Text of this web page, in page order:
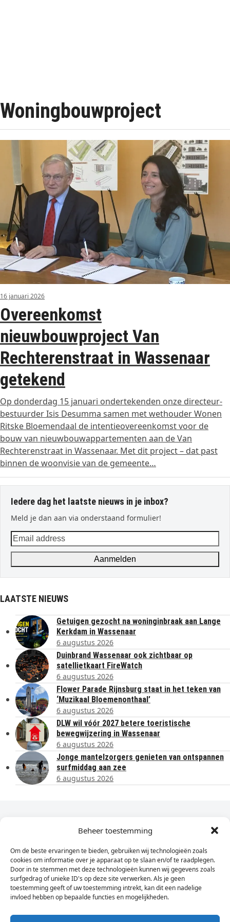
Beheer toestemming
Om de beste ervaringen te bieden, gebruiken wij technologieën zoals
cookies om informatie over je apparaat op te slaan en/of te raadplegen.
Door in te stemmen met deze technologieën kunnen wij gegevens zoals
surfgedrag of unieke ID's op deze site verwerken. Als je geen
toestemming geeft of uw toestemming intrekt, kan dit een nadelige
invloed hebben op bepaalde functies en mogelijkheden.
Woningbouwproject
16 januari 2026
Overeenkomst
nieuwbouwproject Van
Rechterenstraat in Wassenaar
getekend
Op donderdag 15 januari ondertekenden onze directeur-
bestuurder Isis Desumma samen met wethouder Wonen
Ritske Bloemendaal de intentieovereenkomst voor de
bouw van nieuwbouwappartementen aan de Van
Rechterenstraat in Wassenaar. Met dit project – dat past
binnen de woonvisie van de gemeente…
Iedere dag het laatste nieuws in je inbox?
Meld je dan aan via onderstaand formulier!
Email
address
Aanmelden
LAATSTE NIEUWS
Getuigen gezocht na woninginbraak aan Lange
Kerkdam in Wassenaar
6 augustus 2026
Duinbrand Wassenaar ook zichtbaar op
satellietkaart FireWatch
6 augustus 2026
Flower Parade Rijnsburg staat in het teken van
‘Muzikaal Bloemenonthaal’
6 augustus 2026
DLW wil vóór 2027 betere toeristische
bewegwijzering in Wassenaar
6 augustus 2026
Jonge mantelzorgers genieten van ontspannen
surfmiddag aan zee
6 augustus 2026
Dagelijks het laatste nieuws in je e-mail?
Vul
hier
je
e-
mailadres
in
Sign Up